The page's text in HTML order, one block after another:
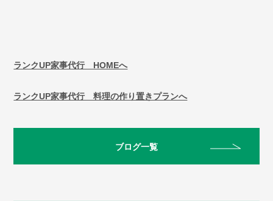
ランクUP家事代行 HOMEへ
ランクUP家事代行 料理の作り置きプランへ
ブログ一覧